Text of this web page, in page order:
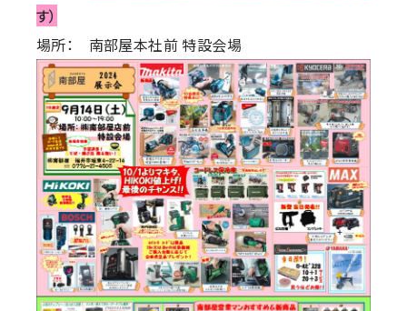
す）
場所： 南部屋本社前 特設会場